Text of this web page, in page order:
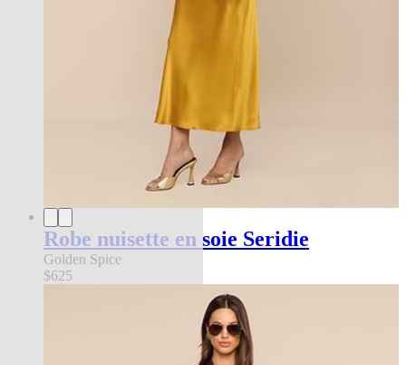
Robe nuisette en soie Seridie
Golden Spice
$625